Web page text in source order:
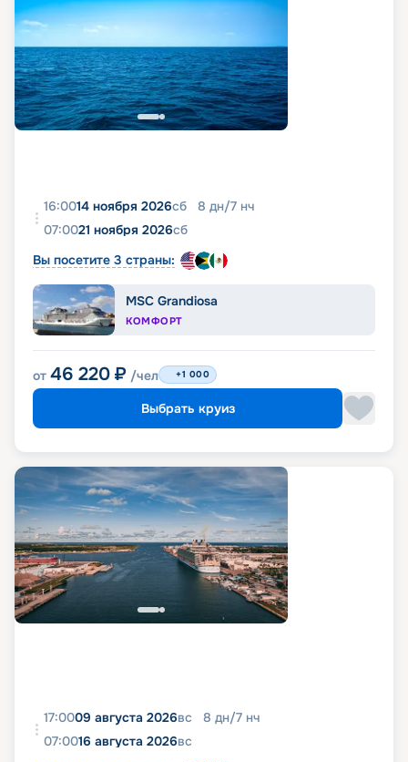
16:0014 ноября 2026сб 8 дн/7 нч
07:0021 ноября 2026сб
Вы посетите 3 страны:
MSC Grandiosa
КОМФОРТ
от 46 220 ₽ /чел +1 000
Выбрать круиз
17:0009 августа 2026вс 8 дн/7 нч
07:0016 августа 2026вс